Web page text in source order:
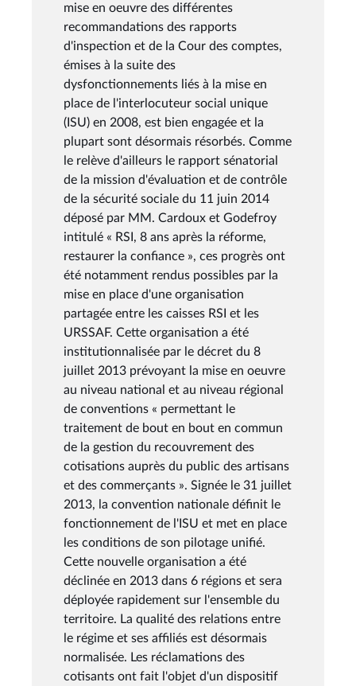
mise en oeuvre des différentes
recommandations des rapports
d'inspection et de la Cour des comptes,
émises à la suite des
dysfonctionnements liés à la mise en
place de l'interlocuteur social unique
(ISU) en 2008, est bien engagée et la
plupart sont désormais résorbés. Comme
le relève d'ailleurs le rapport sénatorial
de la mission d'évaluation et de contrôle
de la sécurité sociale du 11 juin 2014
déposé par MM. Cardoux et Godefroy
intitulé « RSI, 8 ans après la réforme,
restaurer la confiance », ces progrès ont
été notamment rendus possibles par la
mise en place d'une organisation
partagée entre les caisses RSI et les
URSSAF. Cette organisation a été
institutionnalisée par le décret du 8
juillet 2013 prévoyant la mise en oeuvre
au niveau national et au niveau régional
de conventions « permettant le
traitement de bout en bout en commun
de la gestion du recouvrement des
cotisations auprès du public des artisans
et des commerçants ». Signée le 31 juillet
2013, la convention nationale définit le
fonctionnement de l'ISU et met en place
les conditions de son pilotage unifié.
Cette nouvelle organisation a été
déclinée en 2013 dans 6 régions et sera
déployée rapidement sur l'ensemble du
territoire. La qualité des relations entre
le régime et ses affiliés est désormais
normalisée. Les réclamations des
cotisants ont fait l'objet d'un dispositif